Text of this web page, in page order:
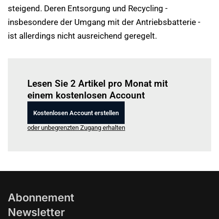
steigend. Deren Entsorgung und Recycling -
insbesondere der Umgang mit der Antriebsbatterie -
ist allerdings nicht ausreichend geregelt.
Lesen Sie 2 Artikel pro Monat mit
einem kostenlosen Account
Kostenlosen Account erstellen
oder unbegrenzten Zugang erhalten
Abonnement
Newsletter